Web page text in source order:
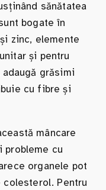
sănătatea
bogate în
zinc, elemente
și pentru
grăsimi
cu fibre și
mâncare
probleme cu
organele pot
Pentru